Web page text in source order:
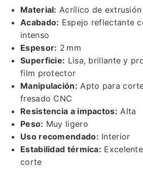
Material: Acrílico de extrusión
Acabado: Espejo reflectante
intenso
Espesor: 2 mm
Superficie: Lisa, brillante y
film protector
Manipulación: Apto para
fresado CNC
Resistencia a impactos: Alta
Peso: Muy ligero
Uso recomendado: Interior
Estabilidad térmica:
corte